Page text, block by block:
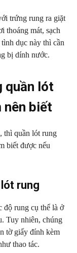
trứng rung ra giặt
thoáng mát, sạch
dục này thì cần
bị dính nước.
quần lót
nên biết
thì quần lót rung
biết được nếu
rung
độ rung cụ thể là ở
Tuy nhiên, chúng
tờ giấy đính kèm
thao tác.